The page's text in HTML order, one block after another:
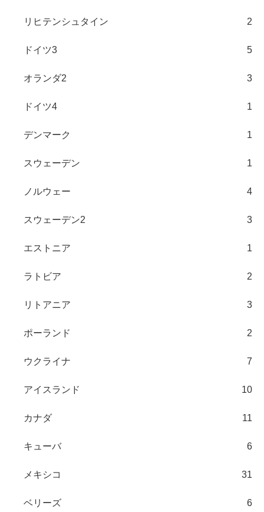
リヒテンシュタイン 2
ドイツ3 5
オランダ2 3
ドイツ4 1
デンマーク 1
スウェーデン 1
ノルウェー 4
スウェーデン2 3
エストニア 1
ラトビア 2
リトアニア 3
ポーランド 2
ウクライナ 7
アイスランド 10
カナダ 11
キューバ 6
メキシコ 31
ベリーズ 6